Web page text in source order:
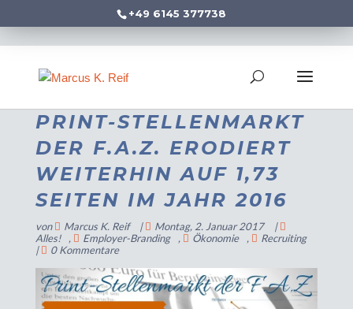
+49 6145 377738
PRINT-STELLENMARKT
DER F.A.Z. ERODIERT
WEITERHIN AUF 1,73
SEITEN IM JAHR 2016
von Marcus K. Reif | Montag, 2. Januar 2017
|
Alles!
, Employer-Branding , Ökonomie ,
Recruiting
|
0 Kommentare